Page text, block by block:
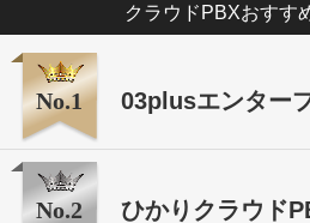
クラウドPBXおすす
No.1 03plusエンター
No.2 ひかりクラウド